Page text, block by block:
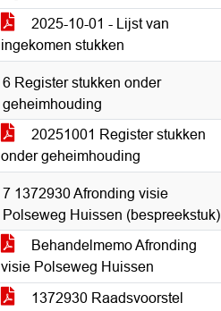
2025-10-01 - Lijst van
ingekomen stukken
6 Register stukken onder
geheimhouding
20251001 Register stukken
onder geheimhouding
7 1372930 Afronding visie
Polseweg Huissen (bespreekstuk)
Behandelmemo Afronding
visie Polseweg Huissen
1372930 Raadsvoorstel